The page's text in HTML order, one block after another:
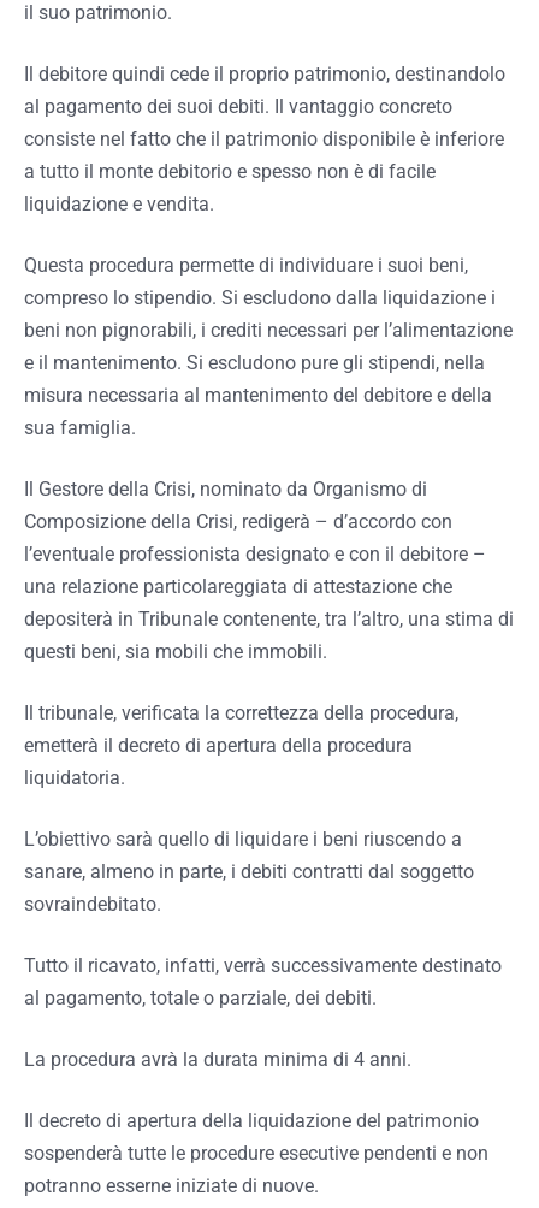
il suo patrimonio.
Il debitore quindi cede il proprio patrimonio, destinandolo
al pagamento dei suoi debiti. Il vantaggio concreto
consiste nel fatto che il patrimonio disponibile è inferiore
a tutto il monte debitorio e spesso non è di facile
liquidazione e vendita.
Questa procedura permette di individuare i suoi beni,
compreso lo stipendio. Si escludono dalla liquidazione i
beni non pignorabili, i crediti necessari per l’alimentazione
e il mantenimento. Si escludono pure gli stipendi, nella
misura necessaria al mantenimento del debitore e della
sua famiglia.
Il Gestore della Crisi, nominato da Organismo di
Composizione della Crisi, redigerà – d’accordo con
l’eventuale professionista designato e con il debitore –
una relazione particolareggiata di attestazione che
depositerà in Tribunale contenente, tra l’altro, una stima di
questi beni, sia mobili che immobili.
Il tribunale, verificata la correttezza della procedura,
emetterà il decreto di apertura della procedura
liquidatoria.
L’obiettivo sarà quello di liquidare i beni riuscendo a
sanare, almeno in parte, i debiti contratti dal soggetto
sovraindebitato.
Tutto il ricavato, infatti, verrà successivamente destinato
al pagamento, totale o parziale, dei debiti.
La procedura avrà la durata minima di 4 anni.
Il decreto di apertura della liquidazione del patrimonio
sospenderà tutte le procedure esecutive pendenti e non
potranno esserne iniziate di nuove.